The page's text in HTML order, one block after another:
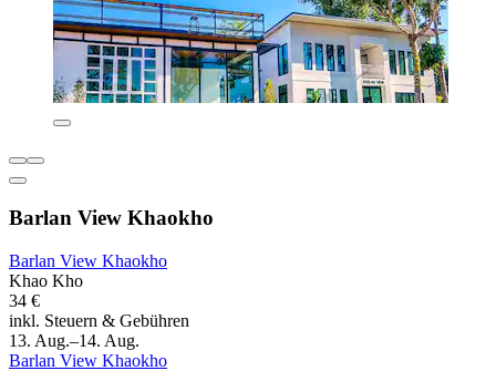
Barlan View Khaokho
Barlan View Khaokho
Khao Kho
34 €
inkl. Steuern & Gebühren
13. Aug.–14. Aug.
Barlan View Khaokho